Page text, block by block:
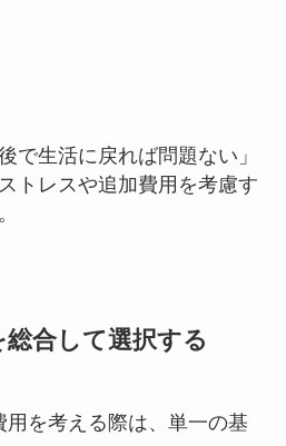
で生活に戻れば問題ない」
トレスや追加費用を考慮す
合して選択する
用を考える際は、単一の基